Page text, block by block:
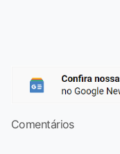
Comentários